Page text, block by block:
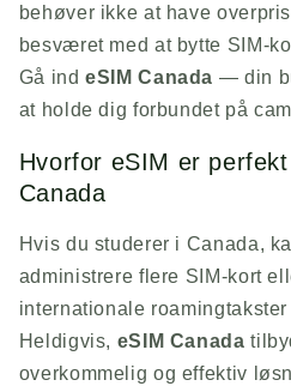
behøver ikke at have
besværet med at bytte SIM-
Gå indeSIM Canada — din
at holde dig forbundet på
Hvorfor eSIM er
Canada
Hvis du studerer i Canada,
administrere flere SIM-kort
internationale
Heldigvis, eSIM Canada
overkommelig og effektiv